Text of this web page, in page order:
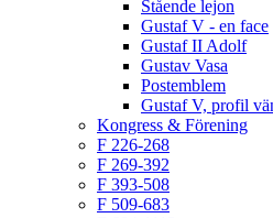
Stående lejon
Gustaf V - en face
Gustaf II Adolf
Gustav Vasa
Postemblem
Gustaf V, profil
Kongress & Förening
F 226-268
F 269-392
F 393-508
F 509-683